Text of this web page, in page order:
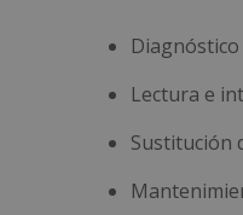
Lectura e
Sustitución